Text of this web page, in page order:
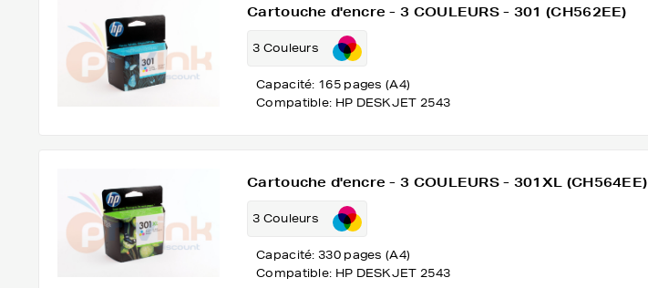
Cartouche d'encre - 3 COULEURS - 301 (CH562EE)
3 Couleurs
Capacité: 165 pages (A4)
Compatible: HP DESKJET 2543
Cartouche d'encre - 3 COULEURS - 301XL (CH564EE)
3 Couleurs
Capacité: 330 pages (A4)
Compatible: HP DESKJET 2543